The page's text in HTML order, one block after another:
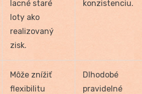
lacné staré
loty ako
realizovaný
zisk.
konzistenciu.
Môže znížiť
flexibilitu
Dlhodobé
pravidelné